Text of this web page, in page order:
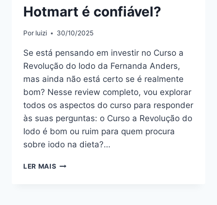
Hotmart é confiável?
Por luizi 30/10/2025
Se está pensando em investir no Curso a
Revolução do Iodo da Fernanda Anders,
mas ainda não está certo se é realmente
bom? Nesse review completo, vou explorar
todos os aspectos do curso para responder
às suas perguntas: o Curso a Revolução do
Iodo é bom ou ruim para quem procura
sobre iodo na dieta?…
LER MAIS CURSO